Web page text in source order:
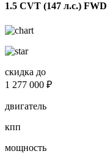
1.5 CVT (147 л.с.) FWD
скидка до
1 277 000 ₽
двигатель
кпп
мощность